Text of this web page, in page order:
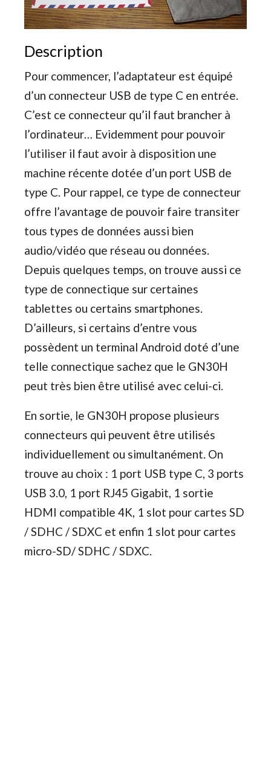
Description
Pour commencer, l’adaptateur est équipé
d’un connecteur USB de type C en entrée.
C’est ce connecteur qu’il faut brancher à
l’ordinateur… Evidemment pour pouvoir
l’utiliser il faut avoir à disposition une
machine récente dotée d’un port USB de
type C. Pour rappel, ce type de connecteur
offre l’avantage de pouvoir faire transiter
tous types de données aussi bien
audio/vidéo que réseau ou données.
Depuis quelques temps, on trouve aussi ce
type de connectique sur certaines
tablettes ou certains smartphones.
D’ailleurs, si certains d’entre vous
possèdent un terminal Android doté d’une
telle connectique sachez que le GN30H
peut très bien être utilisé avec celui-ci.
En sortie, le GN30H propose plusieurs
connecteurs qui peuvent être utilisés
individuellement ou simultanément. On
trouve au choix : 1 port USB type C, 3 ports
USB 3.0, 1 port RJ45 Gigabit, 1 sortie
HDMI compatible 4K, 1 slot pour cartes SD
/ SDHC / SDXC et enfin 1 slot pour cartes
micro-SD/ SDHC / SDXC.